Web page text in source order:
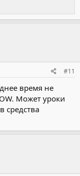
#11
время не
Может уроки
средства